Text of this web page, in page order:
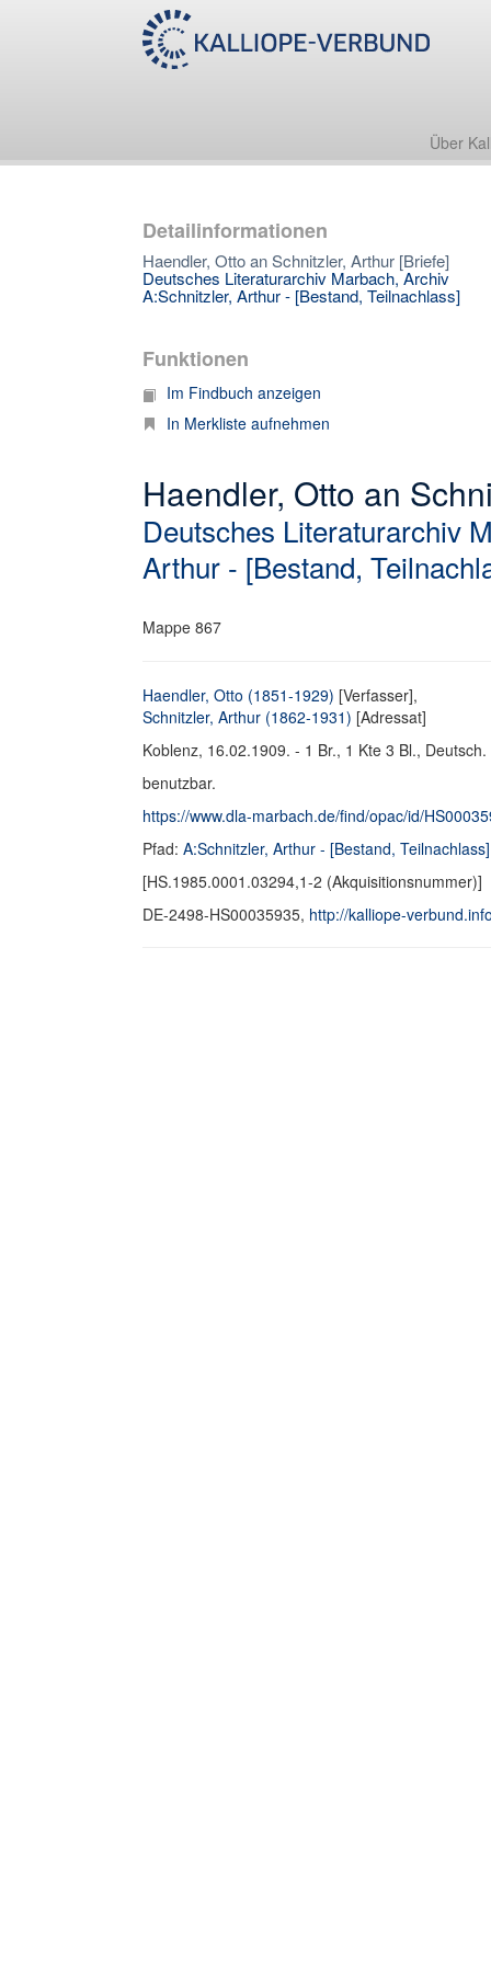
Über
Detailinformationen
Haendler, Otto an Schnitzler, Arthur [Briefe]
Deutsches Literaturarchiv Marbach, Archiv
A:Schnitzler, Arthur - [Bestand, Teilnachlass]
Funktionen
Im Findbuch anzeigen
In Merkliste aufnehmen
Haendler, Otto an
Deutsches Literaturarchiv
Arthur - [Bestand,
Mappe 867
Haendler, Otto (1851-1929) [Verfasser],
Schnitzler, Arthur (1862-1931) [Adressat]
Koblenz, 16.02.1909. - 1 Br., 1 Kte 3 Bl.,
benutzbar.
https://www.dla-marbach.de/find/opac/id/
Pfad: A:Schnitzler, Arthur - [Bestand, Teilnachlass]
[HS.1985.0001.03294,1-2 (Akquisitionsnummer)]
DE-2498-HS00035935, http://kalliope-